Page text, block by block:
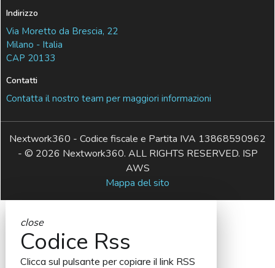
Indirizzo
Via Moretto da Brescia, 22
Milano - Italia
CAP 20133
Contatti
Contatta il nostro team per maggiori informazioni
Nextwork360 - Codice fiscale e Partita IVA 13868590962
- © 2026 Nextwork360. ALL RIGHTS RESERVED. ISP
AWS
Mappa del sito
close
Codice Rss
Clicca sul pulsante per copiare il link RSS